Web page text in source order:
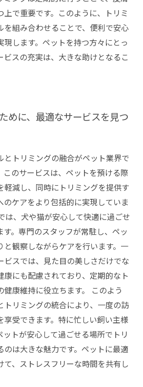
で重要です。このように、トリミ
を組み合わせることで、便利で安心
現します。ペットを持つ方々にとっ
ビスの充実は、大きな助けとなるこ
めに、最適なサービスを見つ
とトリミングの融合がペット業界で
このサービスは、ペットを預ける際
軽減し、同時にトリミングを提供す
のケアをより包括的に実現していま
は、犬や猫が安心して快適に過ごせ
す。専門のスタッフが常駐し、ペッ
と観察しながらケアを行います。一
ビスでは、見た目の美しさだけでな
康にも配慮されており、定期的なト
健康維持に役立ちます。 このよう
トリミングの統合により、一度の訪
享受できます。特に忙しい飼い主様
ットが安心して過ごせる場所でトリ
のは大きな魅力です。ペットに最適
て、ストレスフリーな時間を共有し